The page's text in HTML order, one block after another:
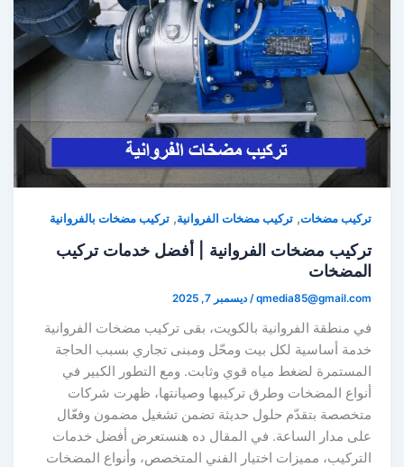
تركيب مضخات,تركيب مضخات الفروانية,تركيب مضخات بالفروانية
تركيب مضخات الفروانية | أفضل خدمات تركيب
المضخات
qmedia85@gmail.com
/ديسمبر 7, 2025
في منطقة الفروانية بالكويت، بقى تركيب مضخات الفروانية
خدمة أساسية لكل بيت ومحّل ومبنى تجاري بسبب الحاجة
المستمرة لضغط مياه قوي وثابت. ومع التطور الكبير في
أنواع المضخات وطرق تركيبها وصيانتها، ظهرت شركات
متخصصة بتقدّم حلول حديثة تضمن تشغيل مضمون وفعّال
على مدار الساعة. في المقال ده هنستعرض أفضل خدمات
التركيب، مميزات اختيار الفني المتخصص، وأنواع المضخات